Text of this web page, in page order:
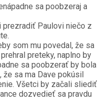
sa poobzeraj a
prezradiť Paulovi niečo z
som mu povedal, že sa
preteky, naplno by
sa poobzerať by bola
že sa ma Dave pokúsil
Všetci by začali sliediť
dozvedieť sa pravdu